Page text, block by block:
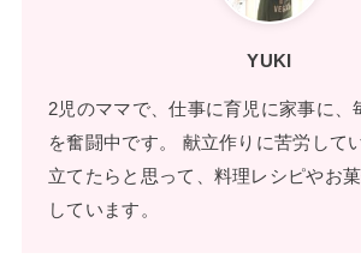
YUKI
2児のママで、仕事に育児に家事に、
を奮闘中です。 献立作りに苦労して
立てたらと思って、料理レシピやお
しています。